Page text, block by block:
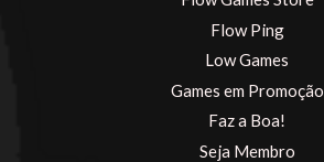
Flow Ping
Low Games
Games em Promoção
Faz a Boa!
Seja Membro